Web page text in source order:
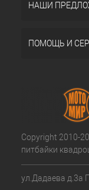
НАШИ
ПОМОЩЬ И
Copyright 2010-
питбайки
ул.Дадаева д.3а